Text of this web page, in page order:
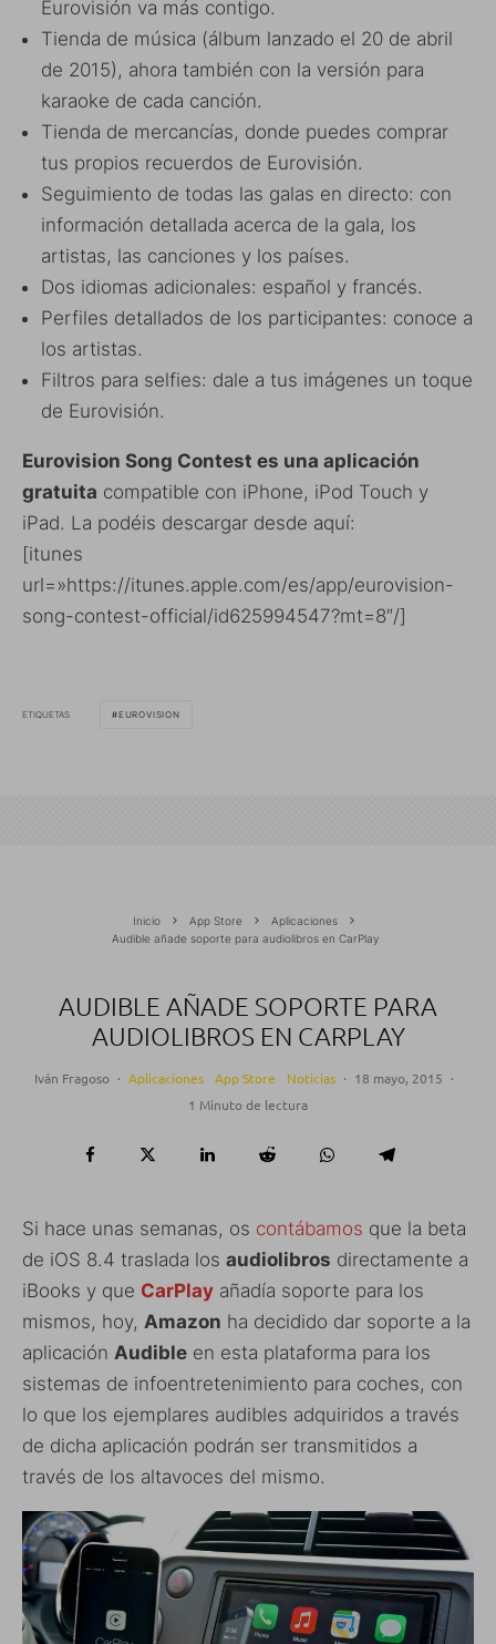
Eurovisión va más contigo.
Tienda de música (álbum lanzado el 20 de abril
de 2015), ahora también con la versión para
karaoke de cada canción.
Tienda de mercancías, donde puedes comprar
tus propios recuerdos de Eurovisión.
Seguimiento de todas las galas en directo: con
información detallada acerca de la gala, los
artistas, las canciones y los países.
Dos idiomas adicionales: español y francés.
Perfiles detallados de los participantes: conoce a
los artistas.
Filtros para selfies: dale a tus imágenes un toque
de Eurovisión.
Eurovision Song Contest es una aplicación
gratuita compatible con iPhone, iPod Touch y
iPad. La podéis descargar desde aquí:
[itunes
url=»https://itunes.apple.com/es/app/eurovision-
song-contest-official/id625994547?mt=8″/]
ETIQUETAS EUROVISION
Inicio App Store
Aplicaciones
Audible añade soporte para audiolibros en CarPlay
AUDIBLE AÑADE SOPORTE PARA
AUDIOLIBROS EN CARPLAY
Iván Fragoso · Aplicaciones App Store Noticias · 18 mayo, 2015 ·
1 Minuto de lectura
Si hace unas semanas, os contábamos que la beta
de iOS 8.4 traslada los audiolibros directamente a
iBooks y que CarPlay añadía soporte para los
mismos, hoy, Amazon ha decidido dar soporte a la
aplicación Audible en esta plataforma para los
sistemas de infoentretenimiento para coches, con
lo que los ejemplares audibles adquiridos a través
de dicha aplicación podrán ser transmitidos a
través de los altavoces del mismo.